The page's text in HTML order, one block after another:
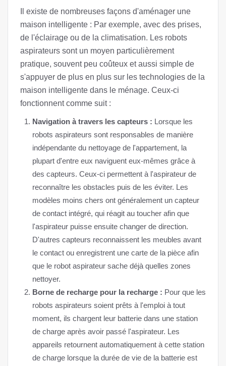
Il existe de nombreuses façons d'aménager une
maison intelligente : Par exemple, avec des prises,
de l'éclairage ou de la climatisation. Les robots
aspirateurs sont un moyen particulièrement
pratique, souvent peu coûteux et aussi simple de
s'appuyer de plus en plus sur les technologies de la
maison intelligente dans le ménage. Ceux-ci
fonctionnent comme suit :
Navigation à travers les capteurs : Lorsque les
robots aspirateurs sont responsables de manière
indépendante du nettoyage de l'appartement, la
plupart d'entre eux naviguent eux-mêmes grâce à
des capteurs. Ceux-ci permettent à l'aspirateur de
reconnaître les obstacles puis de les éviter. Les
modèles moins chers ont généralement un capteur
de contact intégré, qui réagit au toucher afin que
l'aspirateur puisse ensuite changer de direction.
D'autres capteurs reconnaissent les meubles avant
le contact ou enregistrent une carte de la pièce afin
que le robot aspirateur sache déjà quelles zones
nettoyer.
Borne de recharge pour la recharge : Pour que les
robots aspirateurs soient prêts à l'emploi à tout
moment, ils chargent leur batterie dans une station
de charge après avoir passé l'aspirateur. Les
appareils retournent automatiquement à cette station
de charge lorsque la durée de vie de la batterie est